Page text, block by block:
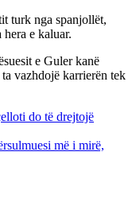
turk nga spanjollët,
e kaluar.
e Guler kanë
vazhdojë karrierën tek
do të drejtojë
më i mirë,